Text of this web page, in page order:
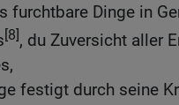
furchtbare Dinge in
[8], du Zuversicht aller
festigt durch seine